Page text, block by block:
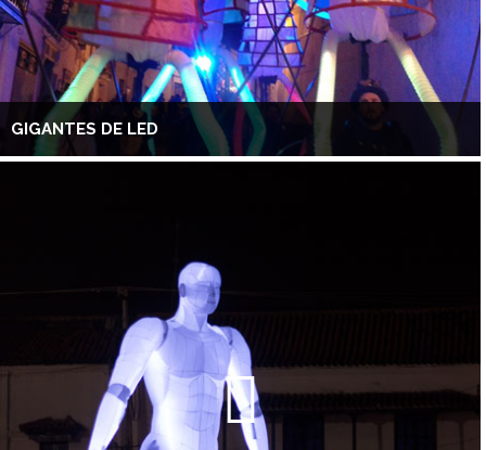
GIGANTES DE LED